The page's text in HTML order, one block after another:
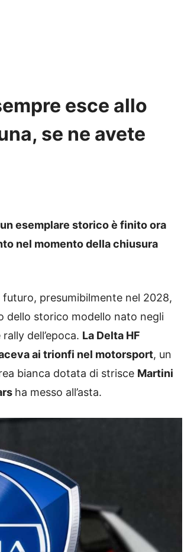
esce allo
se ne avete
esemplare storico è finito ora
nel momento della chiusura
presumibilmente nel 2028,
dello storico modello nato negli
dell’epoca. La Delta HF
ai trionfi nel motorsport, un
bianca dotata di strisce Martini
ha messo all’asta.